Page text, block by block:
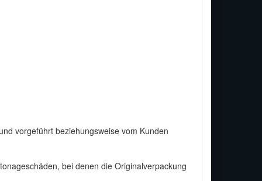
vorgeführt beziehungsweise vom Kunden
bei denen die Originalverpackung